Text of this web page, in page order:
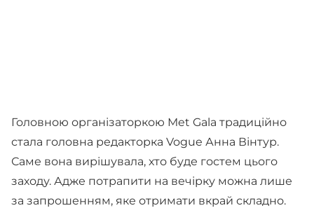
Головною організаторкою Met Gala традиційно
стала головна редакторка Vogue Анна Вінтур.
Саме вона вирішувала, хто буде гостем цього
заходу. Адже потрапити на вечірку можна лише
за запрошенням, яке отримати вкрай складно.